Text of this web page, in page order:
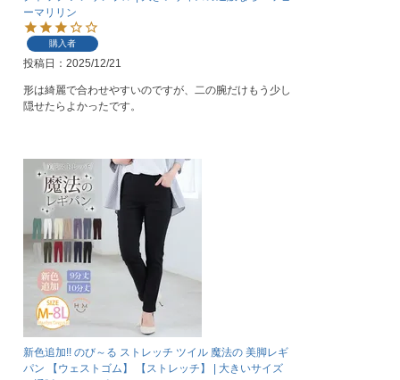
ーマリリン
購入者
投稿日 2025/12/21
形は綺麗で合わせやすいのですが、二の腕だけもう少し
隠せたらよかったです。
新色追加!! のび～る ストレッチ ツイル 魔法の 美脚レギ
パン 【ウェストゴム】 【ストレッチ】 | 大きいサイズ